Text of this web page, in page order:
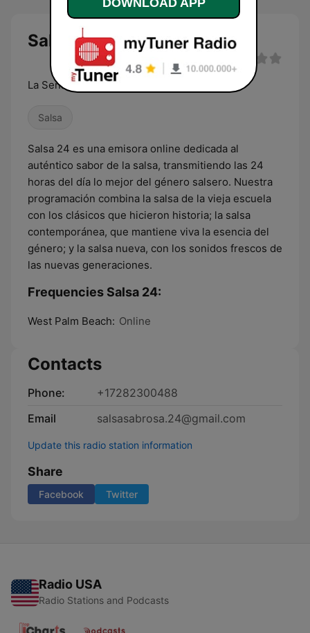
Salsa 24 live
La Señal Sabrosa
Salsa
Salsa 24 es una emisora online dedicada al
auténtico sabor de la salsa, transmitiendo las 24
horas del día lo mejor del género salsero. Nuestra
programación combina la salsa de la vieja escuela
con los clásicos que hicieron historia; la salsa
contemporánea, que mantiene viva la esencia del
género; y la salsa nueva, con los sonidos frescos de
las nuevas generaciones.
Frequencies Salsa 24:
West Palm Beach: Online
Contacts
Phone:
+17282300488
Email
salsasabrosa.24@gmail.com
Update this radio station information
Share
Facebook Twitter
Radio USA
Radio Stations and Podcasts
DOWNLOAD APP